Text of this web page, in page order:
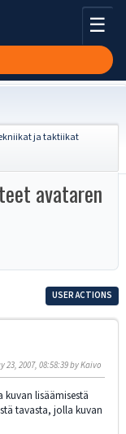
☰
ja taktiikat
avataren
USER ACTIONS
23, 2007, 08:58:39 by Kaivo
lisäämisestä
tavasta, jolla kuvan